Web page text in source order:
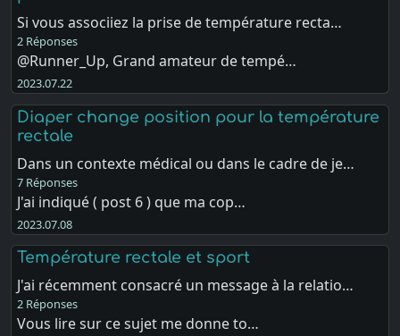
Si vous associiez la prise de température recta…
2 Réponses
@Runner_Up, Grand amateur de tempé…
2023.07.22
Diaper change position pour la température
rectale
Dans un contexte médical ou dans le cadre de je…
7 Réponses
J'ai indiqué ( post 6 ) que ma cop…
2023.07.08
Température rectale et sport
J'ai récemment consacré un message à la relatio…
2 Réponses
Vous lire sur ce sujet me donne to…